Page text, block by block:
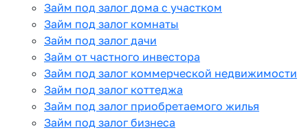
Займ под залог дома с участком
Займ под залог комнаты
Займ под залог дачи
Займ от частного инвестора
Займ под залог коммерческой недвижимости
Займ под залог коттеджа
Займ под залог приобретаемого жилья
Займ под залог бизнеса